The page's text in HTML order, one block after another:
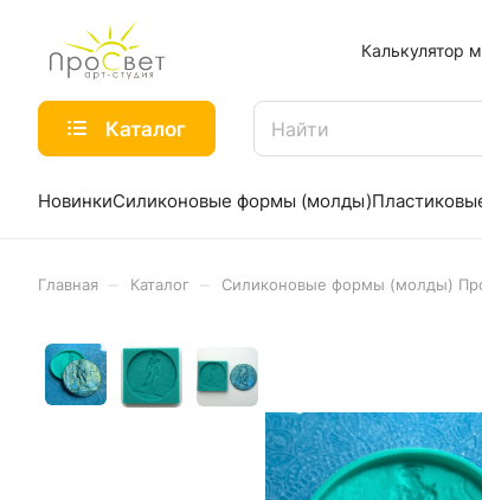
Калькулятор
Каталог
НовинкиСиликоновые формы (молды)
Главная Каталог Силиконовые формы (молды)